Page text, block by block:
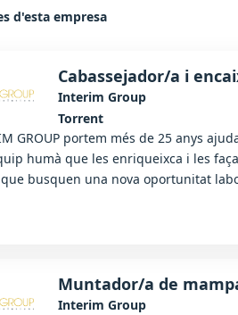
d'esta empresa
Cabassejador/a i
Interim Group
Torrent
GROUP portem més de 25 anys
humà que les enriqueixca i les
busquen una nova oportunitat
Muntador/a de
Interim Group